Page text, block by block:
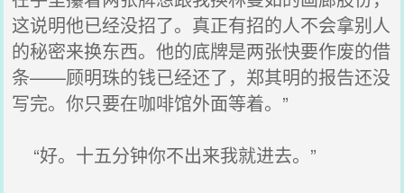
这说明他已经没招了。真正有招的人不会拿别人
的秘密来换东西。他的底牌是两张快要作废的借
条——顾明珠的钱已经还了，郑其明的报告还没
写完。你只要在咖啡馆外面等着。”
“好。十五分钟你不出来我就进去。”